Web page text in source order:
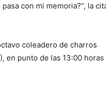
con mi memoria?”, la
coleadero de charros
en punto de las 13:00 horas